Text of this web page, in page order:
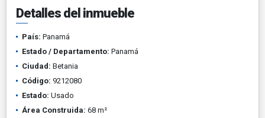
Detalles del inmueble
País: Panamá
Estado / Departamento: Panamá
Ciudad: Betania
Código: 9212080
Estado: Usado
Área Construida: 68 m²